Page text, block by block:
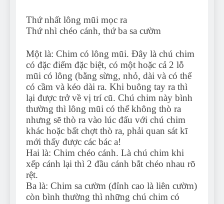
Thứ nhất lông mũi mọc ra
Thứ nhì chéo cánh, thứ ba sa cườm
Một là: Chim có lông mũi. Đây là chú chim
có đặc điểm đặc biệt, có một hoặc cả 2 lỗ
mũi có lông (bằng sừng, nhỏ, dài và có thể
có cầm và kéo dài ra. Khi buông tay ra thì
lại được trở về vị trí cũ. Chú chim này bình
thường thì lông mũi có thể không thò ra
nhưng sẽ thò ra vào lúc đấu với chú chim
khác hoặc bất chợt thò ra, phải quan sát kĩ
mới thấy được các bác a!
Hai là: Chim chéo cánh. Là chú chim khi
xếp cánh lại thì 2 đầu cánh bắt chéo nhau rõ
rệt.
Ba là: Chim sa cườm (đỉnh cao là liên cườm)
còn bình thường thì những chú chim có